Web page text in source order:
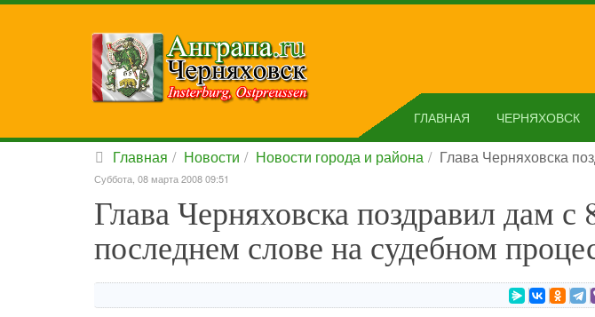
ГЛАВНАЯ ЧЕРНЯХОВСК
Главная Новости Новости города и района Глава Черняховска
Суббота, 08 марта 2008 09:51
Глава Черняховска поздравил дам с
последнем слове на судебном